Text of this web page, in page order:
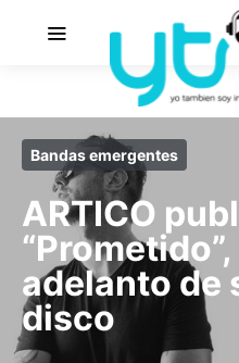
Bandas emergentes
ARTICO
adelanto de
disco